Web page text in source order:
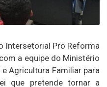
Intersetorial Pro Reforma
a equipe do Ministério
Agricultura Familiar para
que pretende tornar a